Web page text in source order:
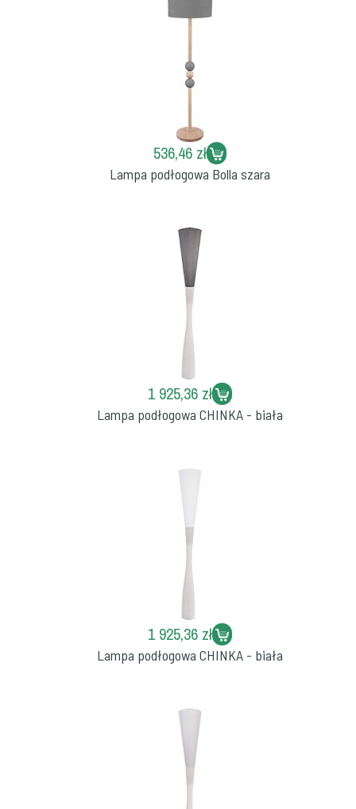
536,46 zł
Lampa podłogowa Bolla szara
1 925,36 zł
Lampa podłogowa CHINKA - biała
1 925,36 zł
Lampa podłogowa CHINKA - biała